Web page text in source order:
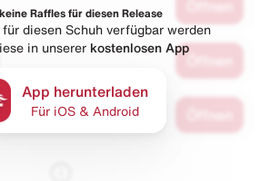
Raffles für diesen Release
diesen Schuh verfügbar werden
in unserer kostenlosen App
App herunterladen
Für iOS & Android